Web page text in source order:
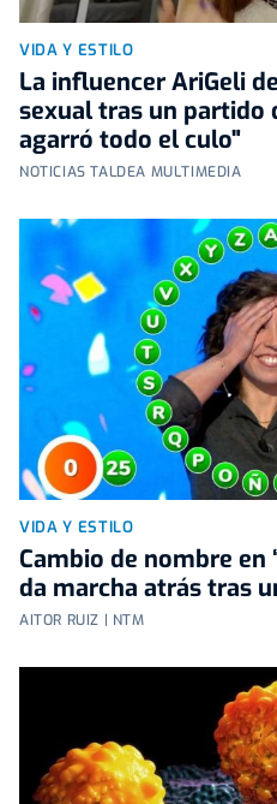
VIDA Y ESTILO
La influencer AriGeli
sexual tras un partido
agarró todo el culo"
NOTICIAS TALDEA MULTIMEDIA
VIDA Y ESTILO
Cambio de nombre en
da marcha atrás tras
AITOR RUIZ | NTM